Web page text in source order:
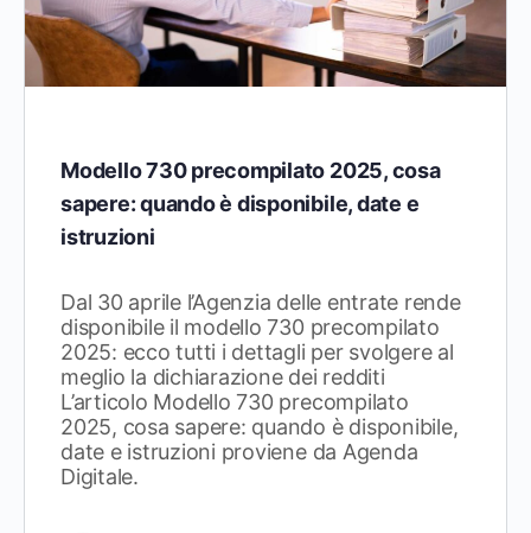
Modello 730 precompilato 2025, cosa
sapere: quando è disponibile, date e
istruzioni
Dal 30 aprile l’Agenzia delle entrate rende
disponibile il modello 730 precompilato
2025: ecco tutti i dettagli per svolgere al
meglio la dichiarazione dei redditi
L’articolo Modello 730 precompilato
2025, cosa sapere: quando è disponibile,
date e istruzioni proviene da Agenda
Digitale.